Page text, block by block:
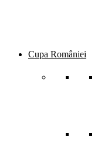
Cupa României